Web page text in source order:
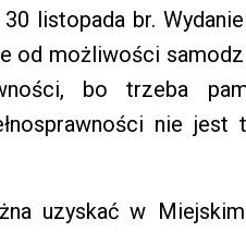
listopada br.
od możliwości
bo trzeba
nie
uzyskać w